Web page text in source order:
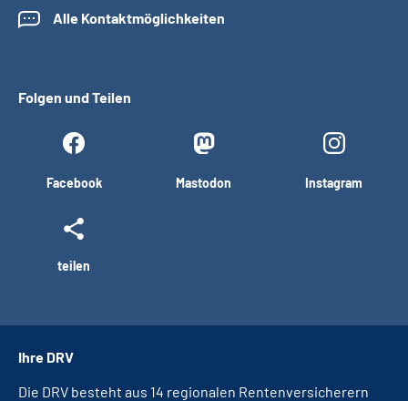
Alle Kontaktmöglichkeiten
Folgen und Teilen
Facebook Mastodon Instagram
teilen
Ihre DRV
Die DRV besteht aus 14 regionalen Rentenversicherern